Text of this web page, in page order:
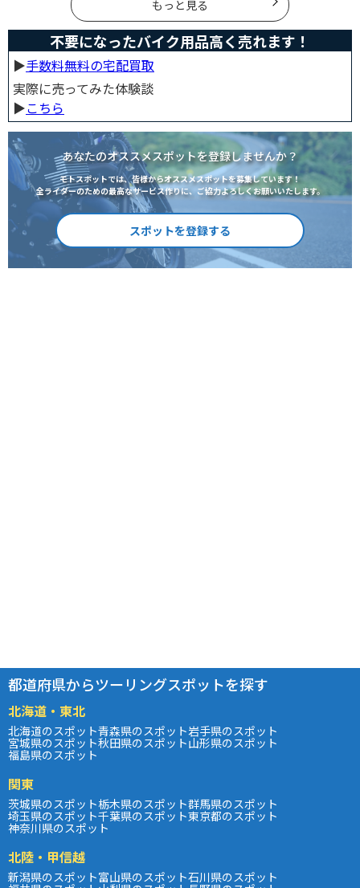
もっと見る
不要になったバイク用品高く売れます！
▶︎手数料無料の宅配買取
実際に売ってみた体験談
▶︎こちら
あなたのオススメスポットを登録しませんか？
モトスポットでは、皆様からオススメスポットを募集しています！
全ライダーのための最高なサービス作りに、ご協力よろしくお願いいたします。
スポットを登録する
都道府県からツーリングスポットを探す
北海道・東北
北海道のスポット青森県のスポット岩手県のスポット
宮城県のスポット秋田県のスポット山形県のスポット
福島県のスポット
関東
茨城県のスポット栃木県のスポット群馬県のスポット
埼玉県のスポット千葉県のスポット東京都のスポット
神奈川県のスポット
北陸・甲信越
新潟県のスポット富山県のスポット石川県のスポット